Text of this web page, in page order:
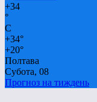
+34
°
C
+34°
+20°
Полтава
Субота, 08
Прогноз на тиждень